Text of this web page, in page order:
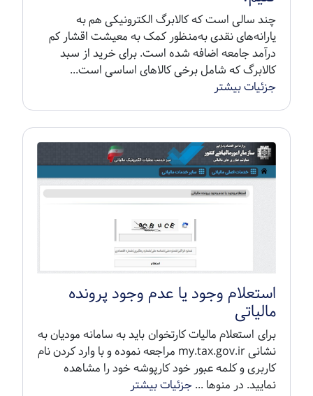
چند سالی است که کالابرگ الکترونیکی هم به
یارانه‌های نقدی به‌منظور کمک به معیشت اقشار کم
درآمد جامعه اضافه شده است. برای خرید از سبد
کالابرگ که شامل برخی کالاهای اساسی است...
جزئیات بیشتر
استعلام وجود یا عدم وجود پرونده
مالیاتی
برای استعلام مالیات کارتخوان باید به سامانه مودیان به
نشانی my.tax.gov.ir مراجعه نموده و با وارد کردن نام
کاربری و کلمه عبور خود کارپوشه خود را مشاهده
نمایید. در منوها ...جزئیات بیشتر